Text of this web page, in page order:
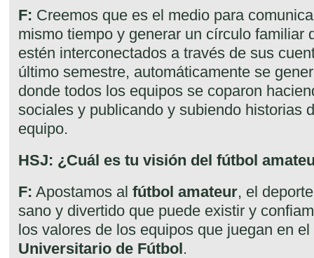
F: Creemos que es el medio para
mismo tiempo y generar un círculo familiar
estén interconectados a través de sus
último semestre, automáticamente se
donde todos los equipos se coparon
sociales y publicando y subiendo historias
equipo.
HSJ: ¿Cuál es tu visión del fútbol
F: Apostamos al fútbol amateur, el
sano y divertido que puede existir y
los valores de los equipos que juegan en el
Universitario de Fútbol.